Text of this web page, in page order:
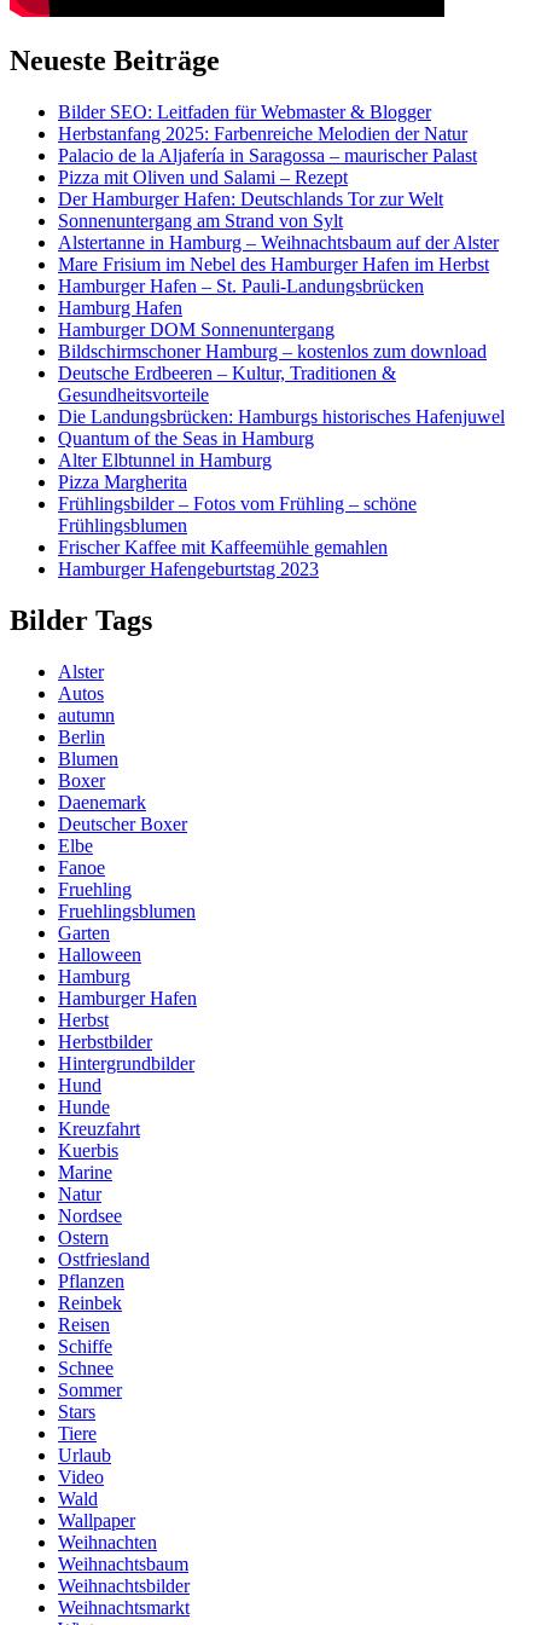
Neueste Beiträge
Bilder SEO: Leitfaden für Webmaster & Blogger
Herbstanfang 2025: Farbenreiche Melodien der Natur
Palacio de la Aljafería in Saragossa – maurischer Palast
Pizza mit Oliven und Salami – Rezept
Der Hamburger Hafen: Deutschlands Tor zur Welt
Sonnenuntergang am Strand von Sylt
Alstertanne in Hamburg – Weihnachtsbaum auf der Alster
Mare Frisium im Nebel des Hamburger Hafen im Herbst
Hamburger Hafen – St. Pauli-Landungsbrücken
Hamburg Hafen
Hamburger DOM Sonnenuntergang
Bildschirmschoner Hamburg – kostenlos zum download
Deutsche Erdbeeren – Kultur, Traditionen &
Gesundheitsvorteile
Die Landungsbrücken: Hamburgs historisches Hafenjuwel
Quantum of the Seas in Hamburg
Alter Elbtunnel in Hamburg
Pizza Margherita
Frühlingsbilder – Fotos vom Frühling – schöne
Frühlingsblumen
Frischer Kaffee mit Kaffeemühle gemahlen
Hamburger Hafengeburtstag 2023
Bilder Tags
Alster
Autos
autumn
Berlin
Blumen
Boxer
Daenemark
Deutscher Boxer
Elbe
Fanoe
Fruehling
Fruehlingsblumen
Garten
Halloween
Hamburg
Hamburger Hafen
Herbst
Herbstbilder
Hintergrundbilder
Hund
Hunde
Kreuzfahrt
Kuerbis
Marine
Natur
Nordsee
Ostern
Ostfriesland
Pflanzen
Reinbek
Reisen
Schiffe
Schnee
Sommer
Stars
Tiere
Urlaub
Video
Wald
Wallpaper
Weihnachten
Weihnachtsbaum
Weihnachtsbilder
Weihnachtsmarkt